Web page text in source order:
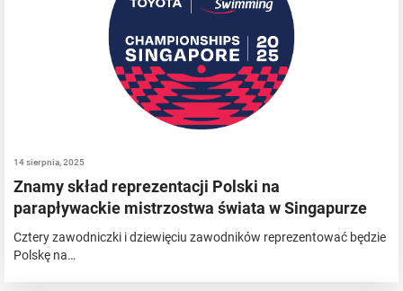
14 sierpnia, 2025
Znamy skład reprezentacji Polski na
parapływackie mistrzostwa świata w Singapurze
Cztery zawodniczki i dziewięciu zawodników reprezentować będzie
Polskę na…